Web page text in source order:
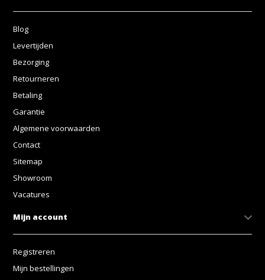
Blog
Levertijden
Bezorging
Retourneren
Betaling
Garantie
Algemene voorwaarden
Contact
Sitemap
Showroom
Vacatures
Mijn account
Registreren
Mijn bestellingen